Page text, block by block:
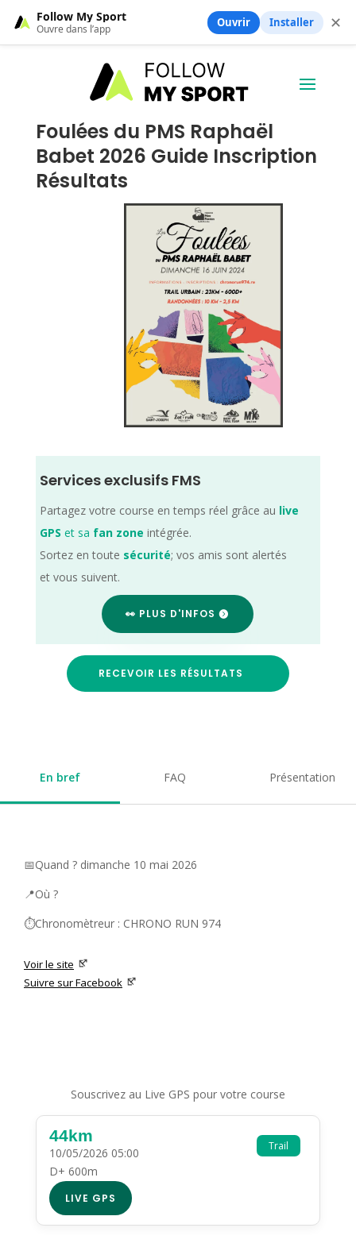
Foulées du PMS Raphaël
Babet 2026 Guide Inscription
Résultats
Services exclusifs FMS
Partagez votre course en temps réel grâce au live
GPS et sa fan zone intégrée.
Sortez en toute sécurité; vos amis sont alertés
et vous suivent.
👀 PLUS D'INFOS
RECEVOIR LES RÉSULTATS
En bref FAQ Présentation
📅Quand ? dimanche 10 mai 2026
📍Où ?
⏱️Chronomètreur : CHRONO RUN 974
Voir le site
Suivre sur Facebook
Souscrivez au Live GPS pour votre course
Trail
44km
10/05/2026 05:00
D+ 600m
LIVE GPS
Follow My Sport
Ouvre dans l’app Ouvrir Installer ✕